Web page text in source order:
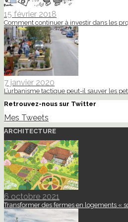
15 février 2018
Comment continuer à investir dans les
7 janvier 2020
L’urbanisme tactique peut-il sauver les
Retrouvez-nous sur Twitter
Mes Tweets
ARCHITECTURE
6 octobre 2021
Transformer des fermes en logements «